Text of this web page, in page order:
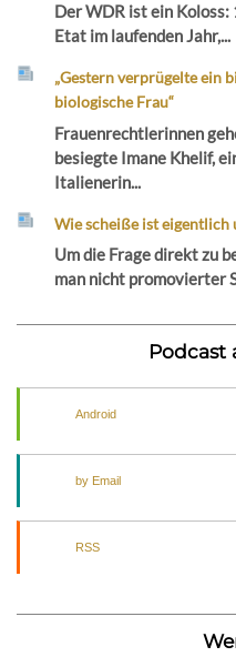
Der WDR ist ein
Etat im laufenden Jahr,...
„Gestern verprügelte ein
biologische Frau“
Frauenrechtlerinnen
besiegte Imane Khelif,
Italienerin...
Wie scheiße ist eigentlich
Um die Frage direkt zu
man nicht promovierter
Podcast
Android
by Email
RSS